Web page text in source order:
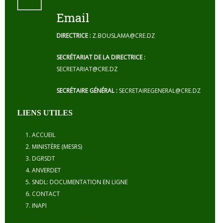
Email
DIRECTRICE : Z.BOUSLAMA@CRE.DZ
SECRÉTARIAT DE LA DIRECTRICE :
SECRETARIAT@CRE.DZ
SECRÉTAIRE GÉNÉRAL : SECRETAIREGENERAL@CRE.DZ
LIENS UTILES
ACCUEIL
MINISTÈRE (MESRS)
DGRSDT
ANVERDET
SNDL: DOCUMENTATION EN LIGNE
CONTACT
INAPI